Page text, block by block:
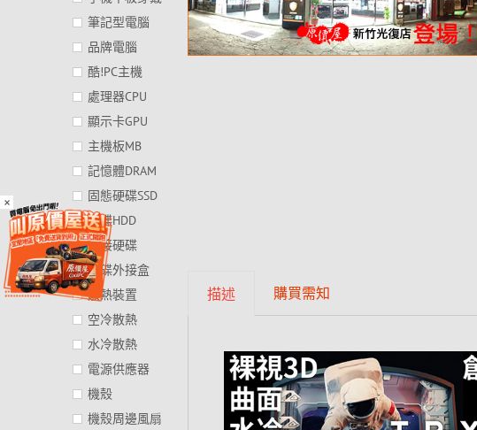
×
描述 購買需知
筆記型電腦
品牌電腦
酷!PC主機
處理器CPU
顯示卡GPU
主機板MB
記憶體DRAM
固態硬碟SSD
硬碟HDD
外接硬碟
硬碟外接盒
散熱裝置
空冷散熱
水冷散熱
電源供應器
機殼
機殼周邊風扇